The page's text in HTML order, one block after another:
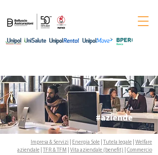
#aziende
Impresa & Servizi Energia Sole Tutela legale
Welfare
aziendale
TFR & TFM Vita aziendale (benefit)
Commercio